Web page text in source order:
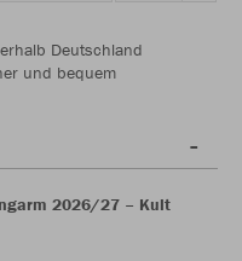
Deutschland
und bequem
2026/27 – Kult